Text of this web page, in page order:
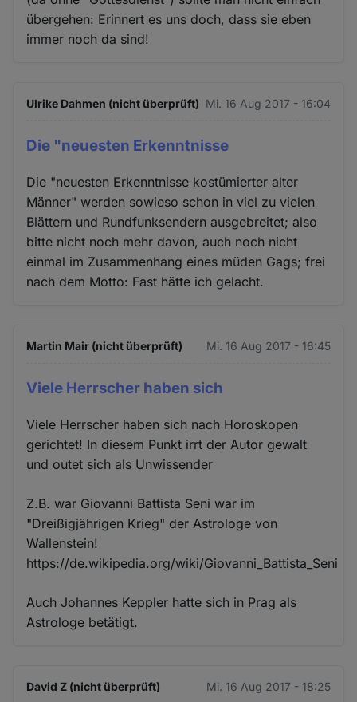
übergehen: Erinnert es uns doch, dass sie eben
immer noch da sind!
Ulrike Dahmen (nicht überprüft) Mi. 16 Aug 2017 - 16:04
Die "neuesten Erkenntnisse
Die "neuesten Erkenntnisse kostümierter alter
Männer" werden sowieso schon in viel zu vielen
Blättern und Rundfunksendern ausgebreitet; also
bitte nicht noch mehr davon, auch noch nicht
einmal im Zusammenhang eines müden Gags; frei
nach dem Motto: Fast hätte ich gelacht.
Martin Mair (nicht überprüft) Mi. 16 Aug 2017 - 16:45
Viele Herrscher haben sich
Viele Herrscher haben sich nach Horoskopen
gerichtet! In diesem Punkt irrt der Autor gewalt
und outet sich als Unwissender
Z.B. war Giovanni Battista Seni war im
"Dreißigjährigen Krieg" der Astrologe von
Wallenstein!
https://de.wikipedia.org/wiki/Giovanni_Battista_Seni
Auch Johannes Keppler hatte sich in Prag als
Astrologe betätigt.
David Z (nicht überprüft) Mi. 16 Aug 2017 - 18:25